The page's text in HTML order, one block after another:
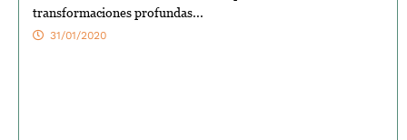
transformaciones profundas...
31/01/2020